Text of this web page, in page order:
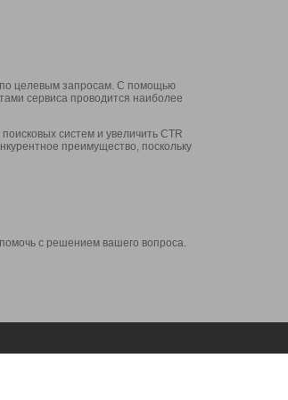
по целевым запросам. С помощью
сервиса проводится наиболее
систем и увеличить CTR
преимущество, поскольку
с решением вашего вопроса.